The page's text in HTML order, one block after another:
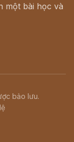
một bài học và
bảo lưu.